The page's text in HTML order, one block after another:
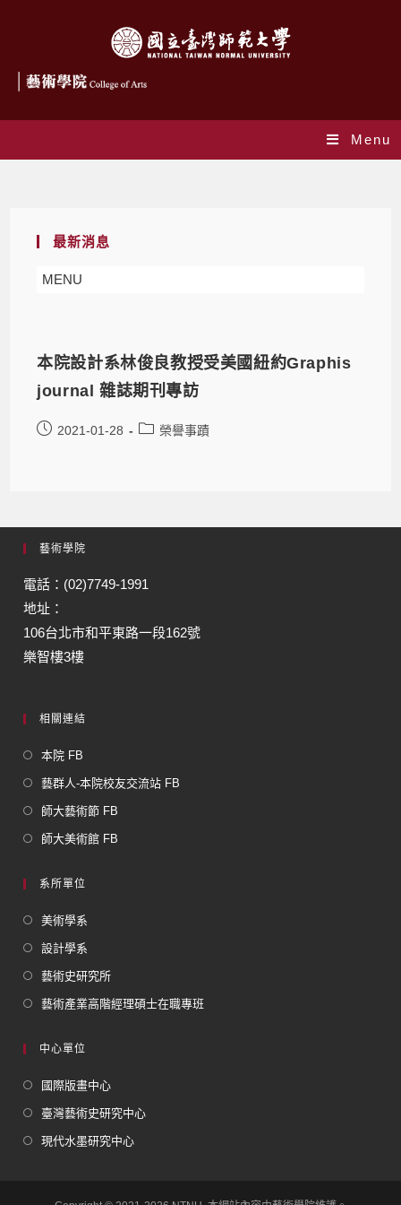
Menu
最新消息
MENU
本院設計系林俊良教授受美國紐約Graphis
journal 雜誌期刊專訪
2021-01-28 榮譽事蹟
藝術學院
電話：(02)7749-1991
地址：
106台北市和平東路一段162號
樂智樓3樓
相關連結
本院 FB
藝群人-本院校友交流站 FB
師大藝術節 FB
師大美術館 FB
系所單位
美術學系
設計學系
藝術史研究所
藝術產業高階經理碩士在職專班
中心單位
國際版畫中心
臺灣藝術史研究中心
現代水墨研究中心